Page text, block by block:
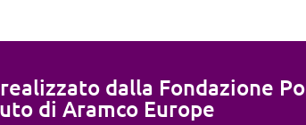
dalla Fondazione
di Aramco Europe